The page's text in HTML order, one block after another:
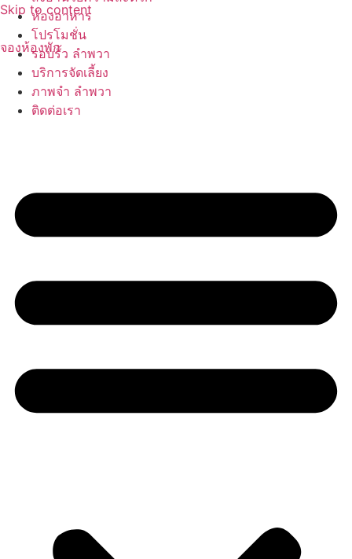
Skip to content
จองห้องพัก
ห้องอาหาร
โปรโมชั่น
รอบรั้ว ลำพวา
บริการจัดเลี้ยง
ภาพจำ ลำพวา
ติดต่อเรา